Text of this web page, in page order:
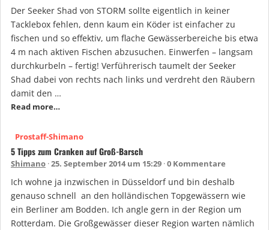
Der Seeker Shad von STORM sollte eigentlich in keiner
Tacklebox fehlen, denn kaum ein Köder ist einfacher zu
fischen und so effektiv, um flache Gewässerbereiche bis etwa
4 m nach aktiven Fischen abzusuchen. Einwerfen – langsam
durchkurbeln – fertig! Verführerisch taumelt der Seeker
Shad dabei von rechts nach links und verdreht den Räubern
damit den …
Read more…
Prostaff-Shimano
5 Tipps zum Cranken auf Groß-Barsch
Shimano 25. September 2014 um 15:29 0 Kommentare
Ich wohne ja inzwischen in Düsseldorf und bin deshalb
genauso schnell an den holländischen Topgewässern wie
ein Berliner am Bodden. Ich angle gern in der Region um
Rotterdam. Die Großgewässer dieser Region warten nämlich